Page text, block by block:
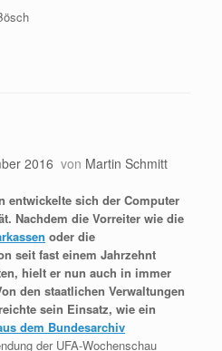
2016 von Martin Schmitt
entwickelte sich der Computer
Nachdem die Vorreiter wie die
oder die
seit fast einem Jahrzehnt
hielt er nun auch in immer
den staatlichen Verwaltungen
sein Einsatz, wie ein
dem Bundesarchiv
der UFA-Wochenschau